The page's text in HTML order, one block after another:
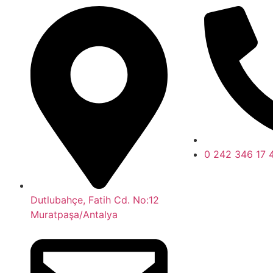
Dutlubahçe, Fatih Cd. No:12
Muratpaşa/Antalya
0 242 346 17